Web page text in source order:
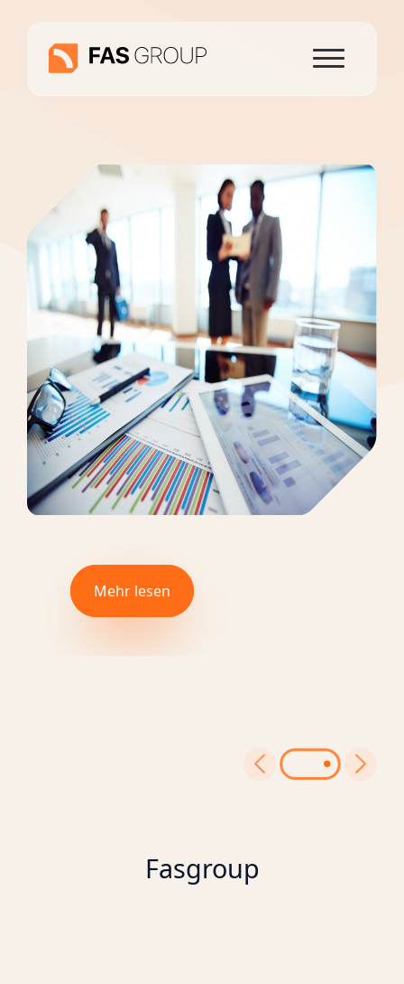
Mehr lesen
Buchhaltung gibt, sind
Mehr lesen
Fasgroup